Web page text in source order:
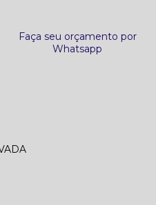
Faça seu orçamento por
Whatsapp